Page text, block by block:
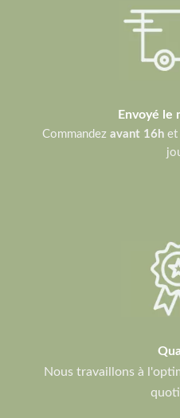
Envoyé le
Commandez avant 16h et
Nous travaillons à